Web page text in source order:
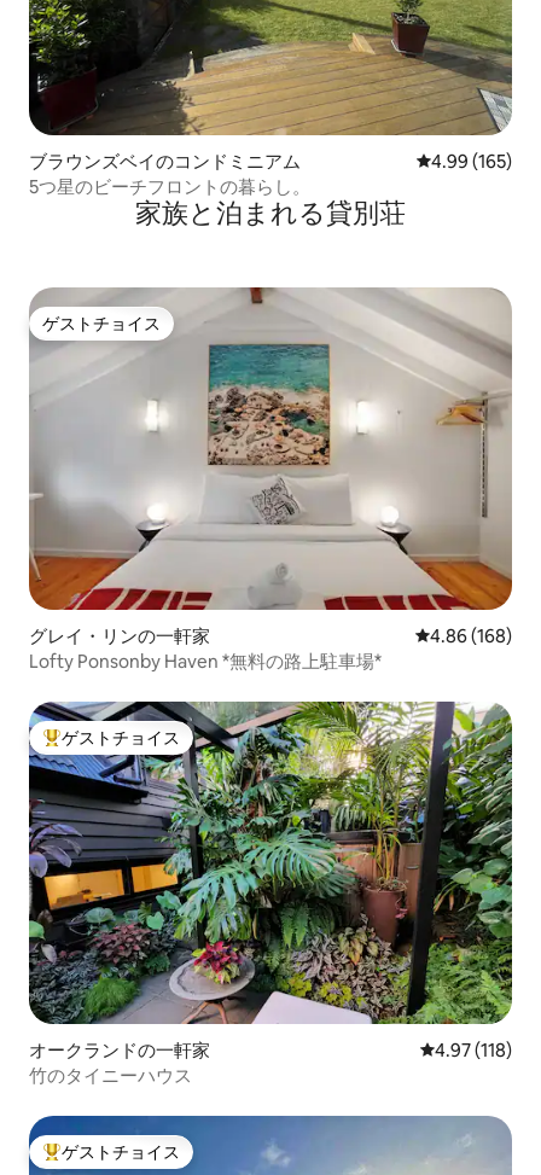
ブラウンズベイのコンドミニアム レビュー165
4.99 (165)
5つ星のビーチフロントの暮らし。
家族と泊まれる貸別荘
ゲストチョイス
ゲストチョイス
グレイ・リンの一軒家 レビュー168
4.86 (168)
Lofty Ponsonby Haven *無料の路上駐車場*
大好評のゲストチョイスです。
ゲストチョイス
オークランドの一軒家 レビュー118
4.97 (118)
竹のタイニーハウス
大好評のゲストチョイスです。
ゲストチョイス